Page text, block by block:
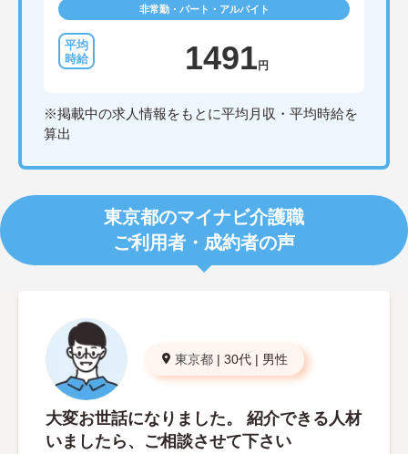
非常勤・パート・アルバイト
1491 円
※掲載中の求人情報をもとに平均月収・平均時給を
算出
東京都のマイナビ介護職
ご利用者・成約者の声
東京都 | 30代 | 男性
大変お世話になりました。 紹介できる人材
いましたら、ご相談させて下さい